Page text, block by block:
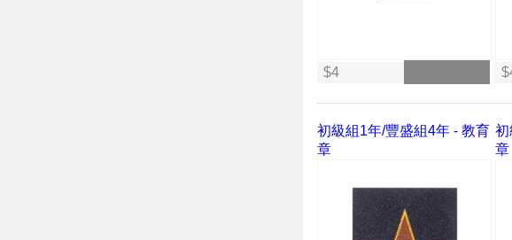
$4
初級組1年/豐盛組4年 - 教育
章
初
章